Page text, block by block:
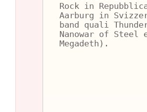
Rock in
Aarburg in
band quali
Nanowar of Steel
Megadeth).